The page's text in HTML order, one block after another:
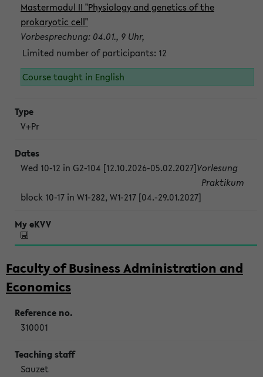
Mastermodul II "Physiology and genetics of the
prokaryotic cell"
Vorbesprechung: 04.01., 9 Uhr,
Limited number of participants: 12
Course taught in English
V+Pr
Wed 10-12 in G2-104 [12.10.2026-05.02.2027]Vorlesung
block 10-17 in W1-282, W1-217 [04.-29.01.2027]
Praktikum
Faculty of Business Administration and
Economics
310001
Sauzet